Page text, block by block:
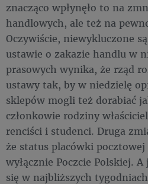
znacząco wpłynęło to na
handlowych, ale też na
Oczywiście, niewykluczone
ustawie o zakazie handlu w
prasowych wynika, że rząd
ustawy tak, by w niedzielę
sklepów mogli też dorabiać
członkowie rodziny
renciści i studenci. Druga
że status placówki pocztowej
wyłącznie Poczcie Polskiej.
się w najbliższych